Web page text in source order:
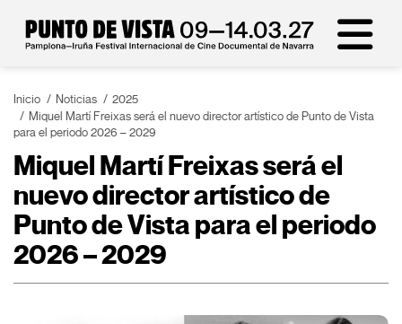
Inicio Noticias
2025
Miquel Martí Freixas será el nuevo director artístico de Punto de Vista
para el periodo 2026 – 2029
Miquel Martí Freixas será el
nuevo director artístico de
Punto de Vista para el periodo
2026 – 2029